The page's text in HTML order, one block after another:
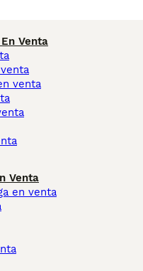
Venta
venta
Venta
en venta